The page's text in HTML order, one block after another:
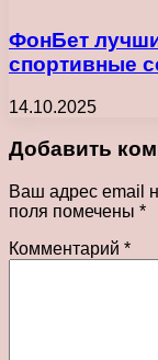
ФонБет
спортивные
14.10.2025
Добавить
Ваш адрес email
поля помечены *
Комментарий *